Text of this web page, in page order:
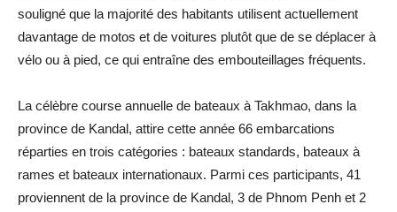
souligné que la majorité des habitants utilisent actuellement
davantage de motos et de voitures plutôt que de se déplacer à
vélo ou à pied, ce qui entraîne des embouteillages fréquents.
La célèbre course annuelle de bateaux à Takhmao, dans la
province de Kandal, attire cette année 66 embarcations
réparties en trois catégories : bateaux standards, bateaux à
rames et bateaux internationaux. Parmi ces participants, 41
proviennent de la province de Kandal, 3 de Phnom Penh et 2